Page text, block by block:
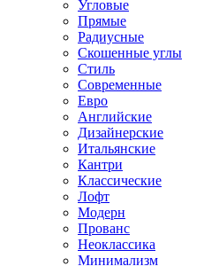
Угловые
Прямые
Радиусные
Скошенные углы
Стиль
Современные
Евро
Английские
Дизайнерские
Итальянские
Кантри
Классические
Лофт
Модерн
Прованс
Неоклассика
Минимализм